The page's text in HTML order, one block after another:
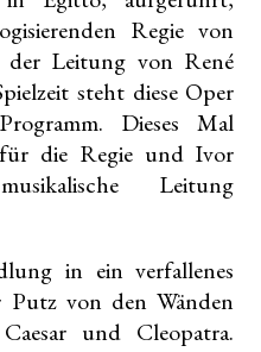
Regie von
Leitung von René
steht diese Oper
Dieses Mal
die Regie und Ivor
Leitung
in ein verfallenes
von den Wänden
und Cleopatra.